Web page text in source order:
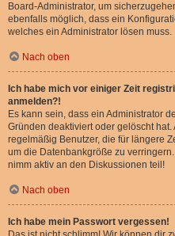
Board-Administrator, um
ebenfalls möglich, dass ein
welches ein Administrator lösen muss.
Nach oben
Ich habe mich vor einiger Zeit
anmelden?!
Es kann sein, dass ein Administrator
Gründen deaktiviert oder gelöscht
regelmäßig Benutzer, die für längere
um die Datenbankgröße zu
nimm aktiv an den Diskussionen teil!
Nach oben
Ich habe mein Passwort vergessen!